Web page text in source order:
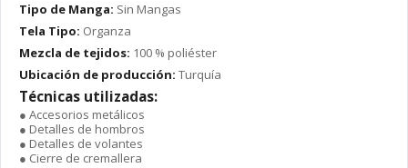
Tipo de Manga: Sin Mangas
Tela Tipo: Organza
Mezcla de tejidos: 100 % poliéster
Ubicación de producción: Turquía
Técnicas utilizadas:
● Accesorios metálicos
● Detalles de hombros
● Detalles de volantes
● Cierre de cremallera